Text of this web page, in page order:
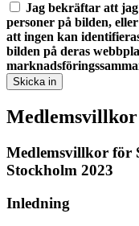
Jag bekräftar att
personer på bilden,
att ingen kan
bilden på deras
Skicka in
Medlemsvillkor
Medlemsvillkor för
Stockholm 2023
Inledning